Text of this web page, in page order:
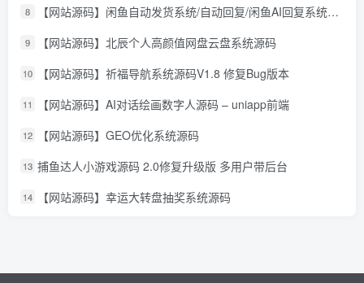
8 【网站源码】闲鱼自动发货系统/自动回复/闲鱼AI回复系统源码
9 【网站源码】北辰个人高颜值网盘云盘系统源码
10 【网站源码】祈福导航系统源码V1.8 修复Bug版本
11 【网站源码】AI对话绘画数字人源码 – uniapp前端
12 【网站源码】GEO优化系统源码
13 捕鱼达人小游戏源码 2.0修复升级版 多用户带后台
14 【网站源码】幸运大转盘抽奖系统源码